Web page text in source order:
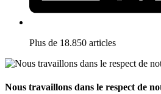
Plus de 18.850 articles
Nous travaillons dans le respect de